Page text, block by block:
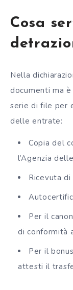
Cosa
Nella
documenti ma
serie di file per
delle entrate:
Copia del
l’Agenzia
Ricevuta
Per il
di conformità
Per il
attesti il